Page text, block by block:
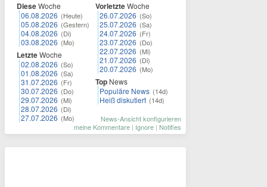
DieseWoche
06.08.2026 (Heute)
05.08.2026 (Gestern)
04.08.2026 (Di)
03.08.2026 (Mo)
LetzteWoche
02.08.2026 (So)
01.08.2026 (Sa)
31.07.2026 (Fr)
30.07.2026 (Do)
29.07.2026 (Mi)
28.07.2026 (Di)
27.07.2026 (Mo)
VorletzteWoche
26.07.2026 (So)
25.07.2026 (Sa)
24.07.2026 (Fr)
23.07.2026 (Do)
22.07.2026 (Mi)
21.07.2026 (Di)
20.07.2026 (Mo)
Top News
Populäre News (14d)
Heiß diskutiert (14d)
News-Ansicht konfigurieren
meine Kommentare | Ignore | Notifies